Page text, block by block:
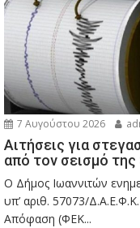
7 Αυγούστου 2026
Αιτήσεις για
από τον σεισμό
Ο Δήμος Ιωαννιτών
υπ’ αριθ. 57073/
Απόφαση (ΦΕΚ...